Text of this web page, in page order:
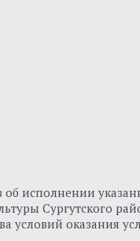
об исполнении
Сургутского
условий оказания